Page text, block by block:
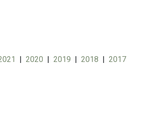
| 2020 | 2019 | 2018 | 2017